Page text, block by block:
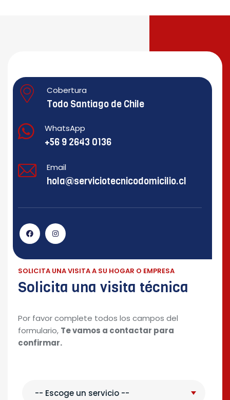
Cobertura
Todo Santiago de Chile
WhatsApp
+56 9 2643 0136
Email
hola@serviciotecnicodomicilio.cl
SOLICITA UNA VISITA A SU HOGAR O EMPRESA
Solicita una visita técnica
Por favor complete todos los campos del
formulario, Te vamos a contactar para
confirmar.